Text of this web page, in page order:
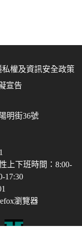
私權及資訊安全政策
宣告
明街36號
上下班時間：8:00-
17:30
瀏覽器